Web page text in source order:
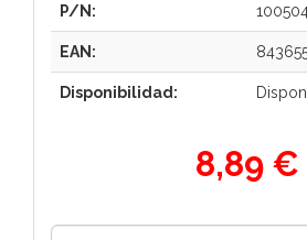
P/N:
EAN:
Disponibilidad:
8,89 €